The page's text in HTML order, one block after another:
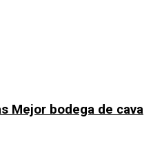
Mejor bodega de cava